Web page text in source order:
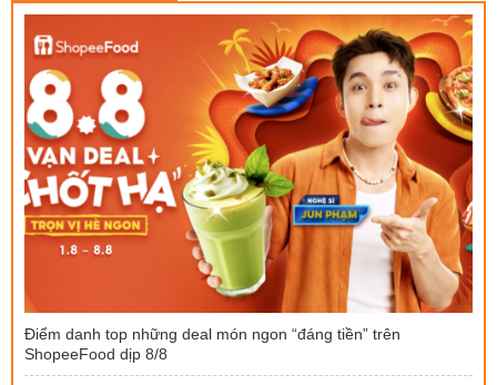
Điểm danh top những deal món ngon “đáng tiền” trên
ShopeeFood dịp 8/8